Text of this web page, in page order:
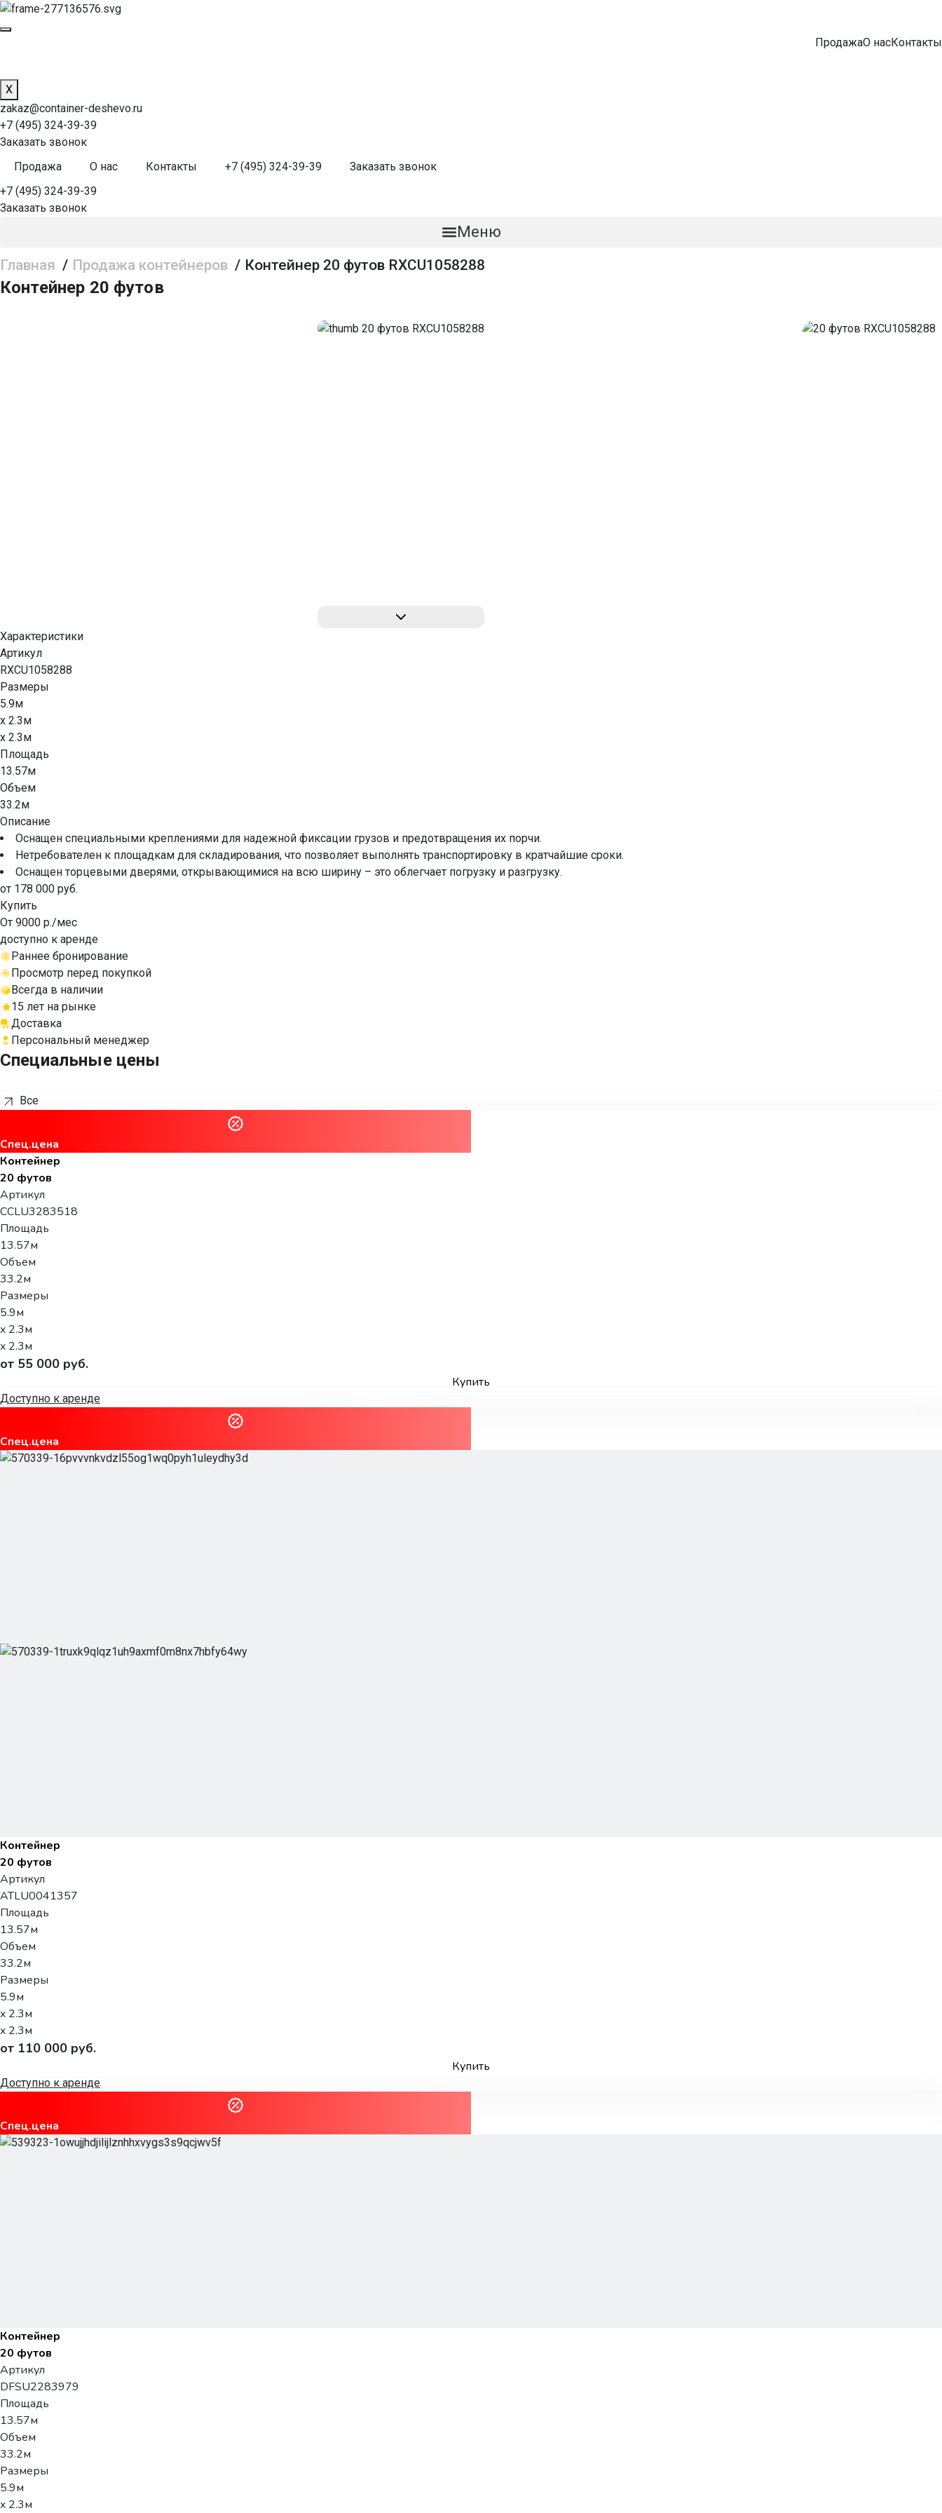
ПродажаО насКонтакты
X
zakaz@container-deshevo.ru
+7 (495) 324-39-39
Заказать звонок
Продажа
О нас Контакты +7 (495) 324-39-39
Заказать звонок
+7 (495) 324-39-39
Заказать звонок
Меню
Главная / Продажа контейнеров / Контейнер 20 футов RXCU1058288
Контейнер 20 футов
Характеристики
Артикул
RXCU1058288
Размеры
5.9м
x 2.3м
x 2.3м
Площадь
13.57м
Объем
33.2м
Описание
Оснащен специальными креплениями для надежной фиксации грузов и предотвращения их порчи.
Нетребователен к площадкам для складирования, что позволяет выполнять транспортировку в кратчайшие сроки.
Оснащен торцевыми дверями, открывающимися на всю ширину – это облегчает погрузку и разгрузку.
от 178 000 руб.
Купить
От 9000 р./мес
доступно к аренде
Раннее бронирование
Просмотр перед покупкой
Всегда в наличии
15 лет на рынке
Доставка
Персональный менеджер
Специальные цены
Все
Спец.цена
Контейнер
20 футов
Артикул
CCLU3283518
Площадь
13.57м
Объем
33.2м
Размеры
5.9м
x 2.3м
x 2.3м
от 55 000 руб.
Купить
Доступно к аренде
Спец.цена
Контейнер
20 футов
Артикул
ATLU0041357
Площадь
13.57м
Объем
33.2м
Размеры
5.9м
x 2.3м
x 2.3м
от 110 000 руб.
Купить
Доступно к аренде
Спец.цена
Контейнер
20 футов
Артикул
DFSU2283979
Площадь
13.57м
Объем
33.2м
Размеры
5.9м
x 2.3м